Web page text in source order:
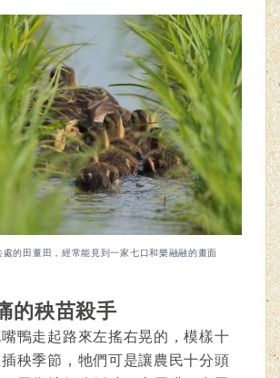
處的田董田，經常能見到一家七口和樂融融的畫面
的秧苗殺手
鴨走起路來左搖右晃的，模樣十
秧季節，牠們可是讓農民十分頭